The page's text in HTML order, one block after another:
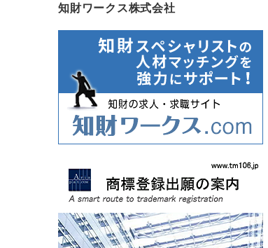
知財ワークス株式会社